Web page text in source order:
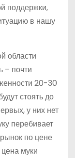
поддержки,
в нашу
области
– почти
20-30
стоять до
у них нет
перебивает
по цене
муки